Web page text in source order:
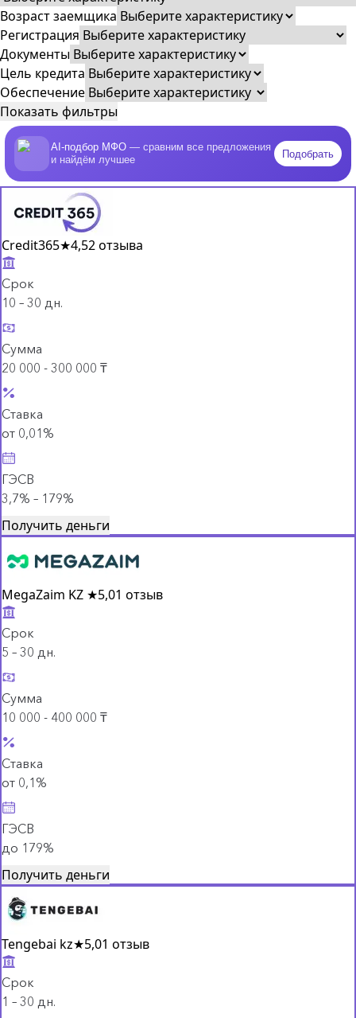
Возраст заемщика
Регистрация
Документы
Цель кредита
Обеспечение
Показать фильтры
AI-подбор МФО — сравним все предложения
и найдём лучшее
Подобрать
Credit365★4,52 отзыва
Срок
10 – 30 дн.
Сумма
20 000 - 300 000 ₸
Ставка
от 0,01%
ГЭСВ
3,7% – 179%
Получить деньги
MegaZaim KZ ★5,01 отзыв
Срок
5 – 30 дн.
Сумма
10 000 - 400 000 ₸
Ставка
от 0,1%
ГЭСВ
до 179%
Получить деньги
Tengebai kz★5,01 отзыв
Срок
1 – 30 дн.